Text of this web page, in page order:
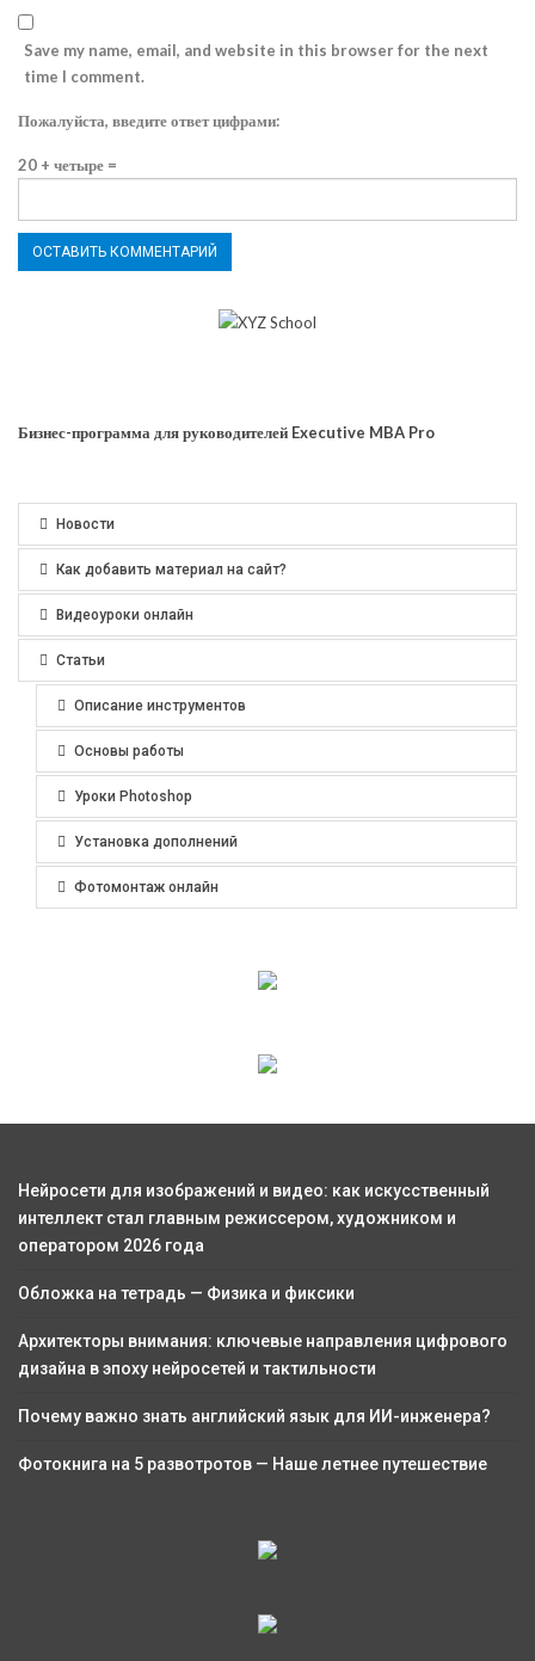
Save my name, email, and website in this browser for the next
time I comment.
Пожалуйста, введите ответ цифрами:
20 + четыре =
Бизнес-программа для руководителей Executive MBA Pro
Новости
Как добавить материал на сайт?
Видеоуроки онлайн
Статьи
Описание инструментов
Основы работы
Уроки Photoshop
Установка дополнений
Фотомонтаж онлайн
Нейросети для изображений и видео: как искусственный
интеллект стал главным режиссером, художником и
оператором 2026 года
Обложка на тетрадь — Физика и фиксики
Архитекторы внимания: ключевые направления цифрового
дизайна в эпоху нейросетей и тактильности
Почему важно знать английский язык для ИИ-инженера?
Фотокнига на 5 развотротов — Наше летнее путешествие